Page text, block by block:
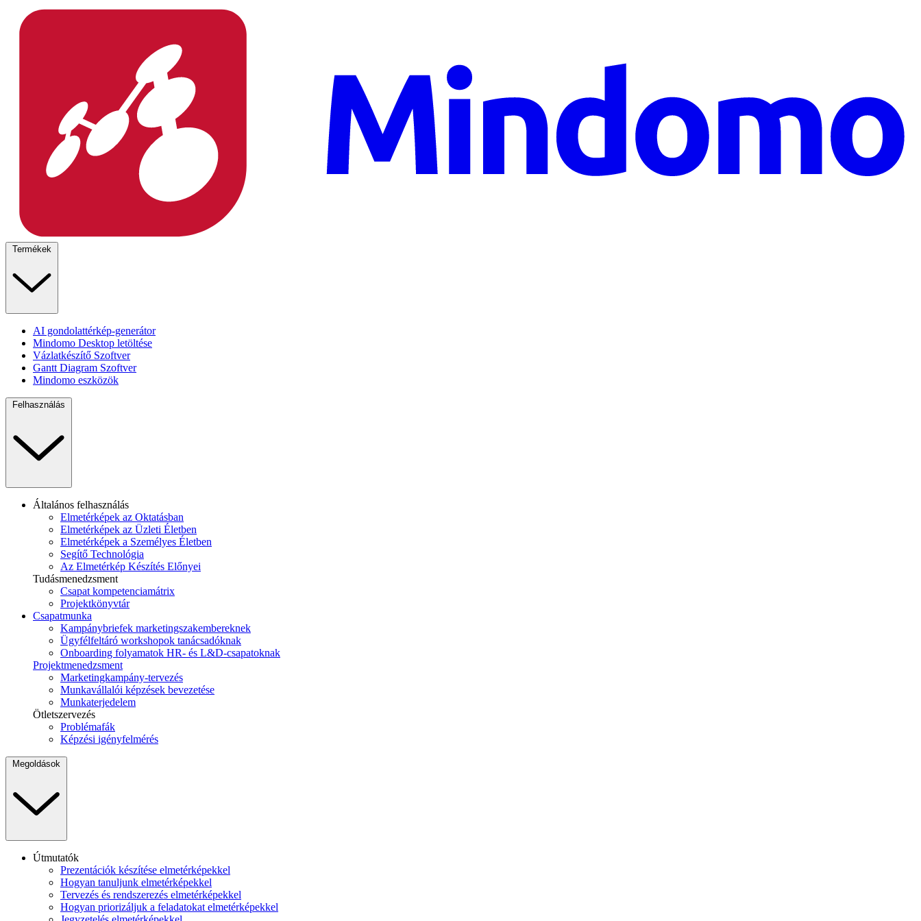
Termékek
AI gondolattérkép-generátor
Mindomo Desktop letöltése
Vázlatkészítő Szoftver
Gantt Diagram Szoftver
Mindomo eszközök
Felhasználás
Általános felhasználás
Elmetérképek az Oktatásban
Elmetérképek az Üzleti Életben
Elmetérképek a Személyes Életben
Segítő Technológia
Az Elmetérkép Készítés Előnyei
Tudásmenedzsment
Csapat kompetenciamátrix
Projektkönyvtár
Csapatmunka
Kampánybriefek marketingszakembereknek
Ügyfélfeltáró workshopok tanácsadóknak
Onboarding folyamatok HR- és L&D-csapatoknak
Projektmenedzsment
Marketingkampány-tervezés
Munkavállalói képzések bevezetése
Munkaterjedelem
Ötletszervezés
Problémafák
Képzési igényfelmérés
Megoldások
Útmutatók
Prezentációk készítése elmetérképekkel
Hogyan tanuljunk elmetérképekkel
Tervezés és rendszerezés elmetérképekkel
Hogyan priorizáljuk a feladatokat elmetérképekkel